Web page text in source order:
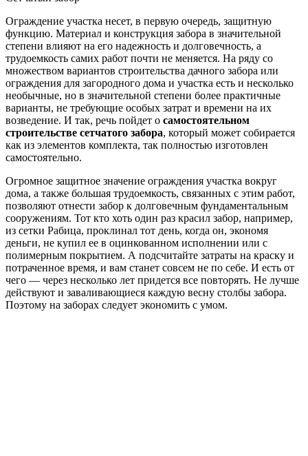
Ограждение участка несет, в первую очередь, защитную
функцию. Материал и конструкция забора в значительной
степени влияют на его надежность и долговечность, а
трудоемкость самих работ почти не меняется. На ряду со
множеством вариантов строительства дачного забора или
ограждения для загородного дома и участка есть и несколько
необычные, но в значительной степени более практичные
варианты, не требующие особых затрат и времени на их
возведение. И так, речь пойдет о самостоятельном
строительстве сетчатого забора, который может собирается
как из элементов комплекта, так полностью изготовлен
самостоятельно.
Огромное защитное значение ограждения участка вокруг
дома, а также большая трудоемкость, связанных с этим работ,
позволяют отнести забор к долговечным фундаментальным
сооружениям. Тот кто хоть один раз красил забор, например,
из сетки Рабица, проклинал тот день, когда он, экономя
деньги, не купил ее в оцинкованном исполнении или с
полимерным покрытием. А подсчитайте затраты на краску и
потраченное время, и вам станет совсем не по себе. И есть от
чего — через несколько лет придется все повторять. Не лучше
действуют и заваливающиеся каждую весну столбы забора.
Поэтому на заборах следует экономить с умом.